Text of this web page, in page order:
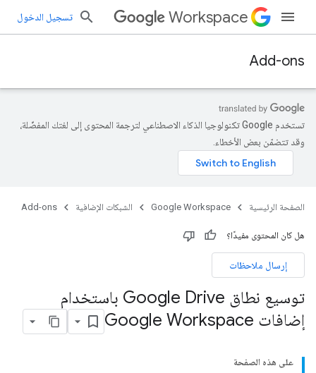
Workspace تسجيل الدخول
Add-ons
تستخدم Google تكنولوجيا الذكاء الاصطناعي لترجمة المحتوى إلى لغتك المفضّلة،
وقد تتضمّن بعض الأخطاء.
الصفحة الرئيسية Google Workspace الشبكات الإضافية Add-ons
هل كان المحتوى مفيدًا؟
إرسال ملاحظات
توسيع نطاق Google Drive باستخدام
إضافات Google Workspace
على هذه الصفحة